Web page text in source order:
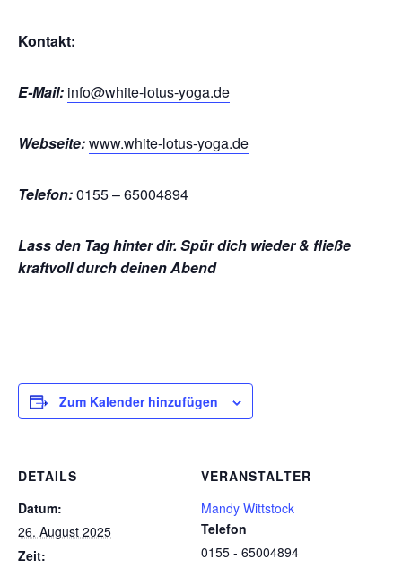
Kontakt:
E-Mail: info@white-lotus-yoga.de
Webseite:www.white-lotus-yoga.de
Telefon:0155 – 65004894
Lass den Tag hinter dir.Spür dich wieder& fließe
kraftvoll durch deinen Abend
Zum Kalender hinzufügen
DETAILS
Datum:
26. August 2025
Zeit:
VERANSTALTER
Mandy Wittstock
Telefon
0155 - 65004894